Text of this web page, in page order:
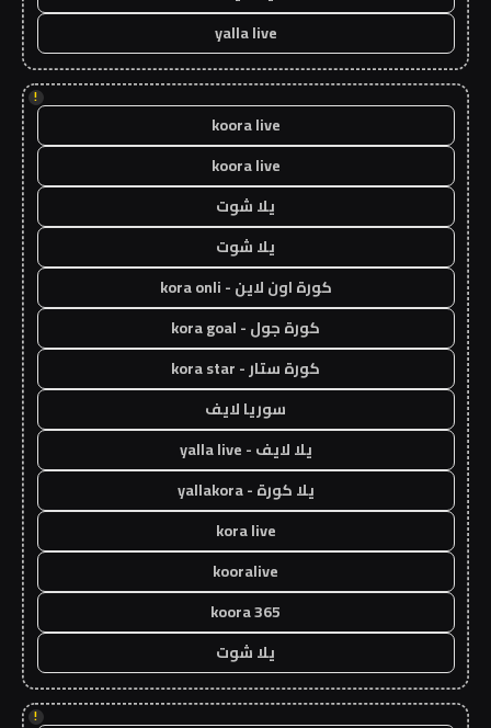
yalla live
!
koora live
koora live
يلا شوت
يلا شوت
كورة اون لاين - kora onli
كورة جول - kora goal
كورة ستار - kora star
سوريا لايف
يلا لايف - yalla live
يلا كورة - yallakora
kora live
kooralive
koora 365
يلا شوت
!